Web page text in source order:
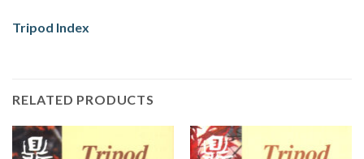
Tripod Index
RELATED PRODUCTS